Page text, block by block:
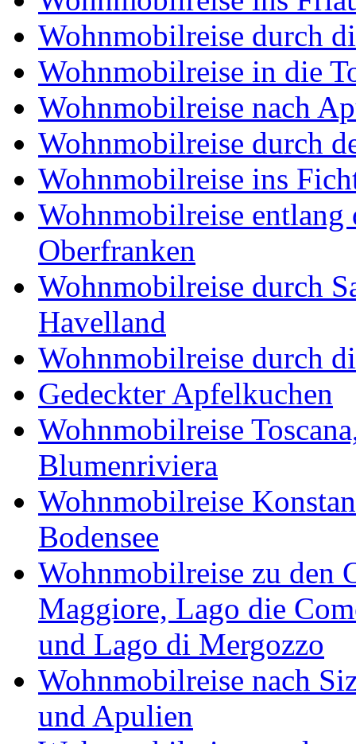
Wohnmobilreise durch
Wohnmobilreise in die
Wohnmobilreise nach
Wohnmobilreise durch
Wohnmobilreise ins
Wohnmobilreise
Oberfranken
Wohnmobilreise durch
Havelland
Wohnmobilreise durch
Gedeckter Apfelkuchen
Wohnmobilreise
Blumenriviera
Wohnmobilreise
Bodensee
Wohnmobilreise zu den
Maggiore, Lago die
und Lago di Mergozzo
Wohnmobilreise nach
und Apulien